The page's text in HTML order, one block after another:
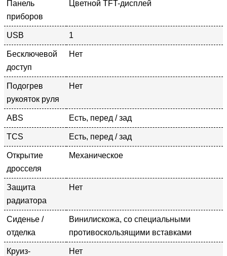
Панель
приборов
Цветной TFT-дисплей
USB 1
Бесключевой
доступ
Нет
Подогрев
рукояток руля
Нет
ABS Есть, перед / зад
TCS Есть, перед / зад
Открытие
дросселя
Механическое
Защита
радиатора
Нет
Сиденье /
отделка
Винилискожа, со специальными
противоскользящими вставками
Круиз-
Нет